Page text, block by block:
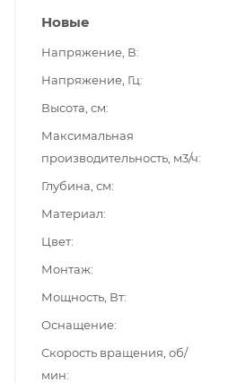
Новые
Напряжение, В
Напряжение, Гц
Высота, см
Максимальная
производительность, м3/ч
Глубина, см
Материал
Цвет
Монтаж
Мощность, Вт
Оснащение
Скорость вращения, об/
мин